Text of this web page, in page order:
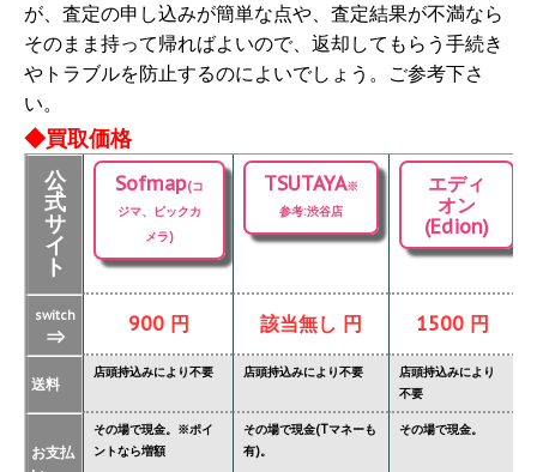
が、査定の申し込みが簡単な点や、査定結果が不満なら
そのまま持って帰ればよいので、返却してもらう手続き
やトラブルを防止するのによいでしょう。ご参考下さ
い。
◆買取価格
公
式
サ
イ
ト
Sofmap(コ
ジマ、ビックカ
メラ)
TSUTAYA※
参考:渋谷店
エディ
オン
(Edion)
switch
⇒ 900 円 該当無し 円 1500 円
送料
店頭持込みにより不要 店頭持込みにより不要
店頭持込みにより
不要
お支払
その場で現金。※ポイ
ントなら増額
その場で現金(Tマネーも
有)。
その場で現金。